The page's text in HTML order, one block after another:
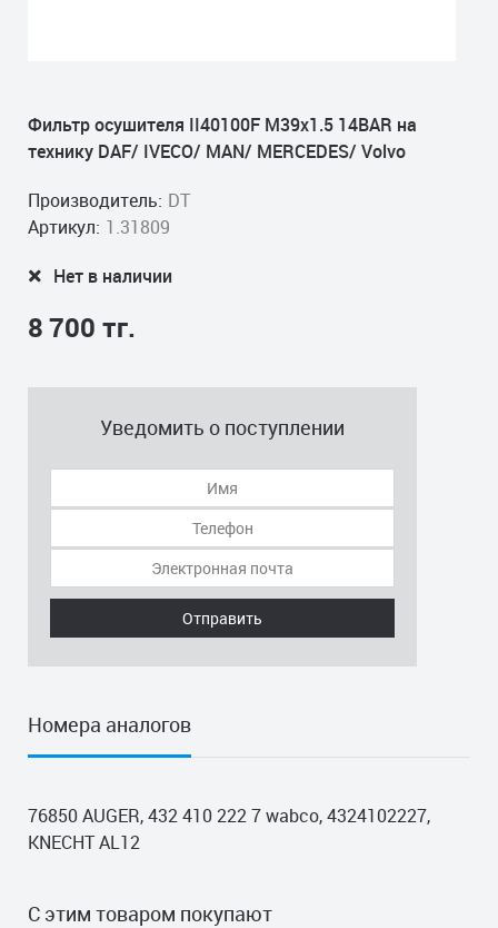
Фильтр осушителя II40100F M39x1.5 14BAR на
технику DAF/ IVECO/ MAN/ MERCEDES/ Volvo
Производитель: DT
Артикул: 1.31809
Нет в наличии
8 700 тг.
Уведомить о поступлении
Отправить
Номера аналогов
76850 AUGER, 432 410 222 7 wabco, 4324102227,
KNECHT AL12
С этим товаром покупают